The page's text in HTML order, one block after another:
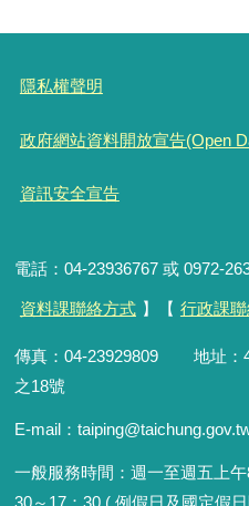
隱私權聲明
政府網站資料開放宣告(Open
資訊安全宣告
電話：04-23936767 或 0972-
資料課聯絡方式 】【 行政課
傳真：04-23929809 地址：
之18號
E-mail：
一般服務時間： 週一至週五上午